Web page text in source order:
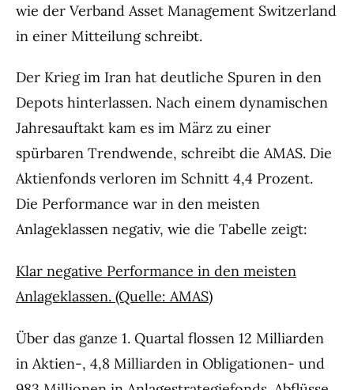
wie der Verband Asset Management Switzerland
in einer Mitteilung schreibt.
Der Krieg im Iran hat deutliche Spuren in den
Depots hinterlassen. Nach einem dynamischen
Jahresauftakt kam es im März zu einer
spürbaren Trendwende, schreibt die AMAS. Die
Aktienfonds verloren im Schnitt 4,4 Prozent.
Die Performance war in den meisten
Anlageklassen negativ, wie die Tabelle zeigt:
Klar negative Performance in den meisten
Anlageklassen. (Quelle: AMAS)
Über das ganze 1. Quartal flossen 12 Milliarden
in Aktien-, 4,8 Milliarden in Obligationen- und